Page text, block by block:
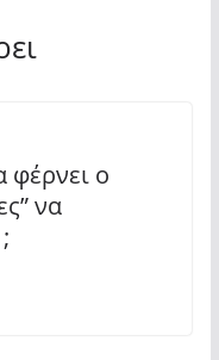
φέρνει ο
να